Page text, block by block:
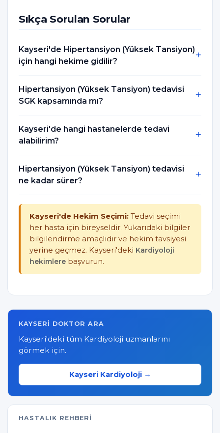
Sıkça Sorulan Sorular
Kayseri'de Hipertansiyon (Yüksek Tansiyon)
için hangi hekime gidilir?
Hipertansiyon (Yüksek Tansiyon) tedavisi
SGK kapsamında mı?
Kayseri'de hangi hastanelerde tedavi
alabilirim?
Hipertansiyon (Yüksek Tansiyon) tedavisi
ne kadar sürer?
Kayseri'de Hekim Seçimi: Tedavi seçimi
her hasta için bireyseldir. Yukarıdaki bilgiler
bilgilendirme amaçlıdır ve hekim tavsiyesi
yerine geçmez. Kayseri'deki Kardiyoloji
hekimlere başvurun.
KAYSERI DOKTOR ARA
Kayseri'deki tüm Kardiyoloji uzmanlarını
görmek için.
Kayseri Kardiyoloji →
HASTALIK REHBERI